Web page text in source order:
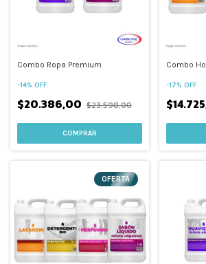
Combo Ropa Premium
-14% OFF
$20.386,00 $23.598,00
COMPRAR
Combo
-17% OFF
OFERTA